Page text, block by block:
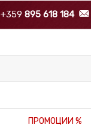
+359895 618 184
ПРОМОЦИИ %